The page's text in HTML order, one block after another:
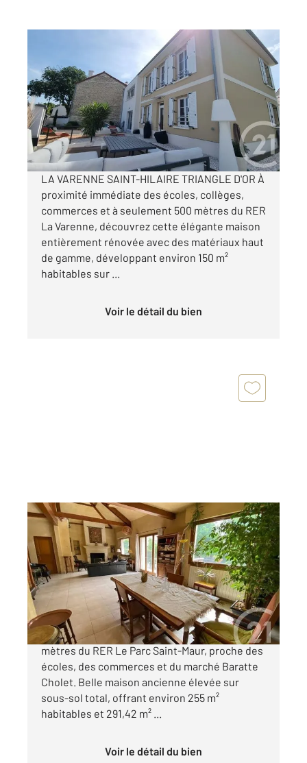
LA VARENNE ST HILAIRE 94
Ref : 1428
Maison à vendre
1 018 000 €
Visiter le site dédié
LA VARENNE SAINT-HILAIRE TRIANGLE D'OR À
proximité immédiate des écoles, collèges,
commerces et à seulement 500 mètres du RER
La Varenne, découvrez cette élégante maison
entièrement rénovée avec des matériaux haut
de gamme, développant environ 150 m²
habitables sur ...
Voir le détail du bien
ST MAUR DES FOSSES 94
255,52 m
2, 11 pièces
Ref : 749
Maison à vendre
1 200 000 €
Quartier très recherché de la Mairie, à 600
mètres du RER Le Parc Saint-Maur, proche des
écoles, des commerces et du marché Baratte
Cholet. Belle maison ancienne élevée sur
sous-sol total, offrant environ 255 m²
habitables et 291,42 m² ...
Voir le détail du bien